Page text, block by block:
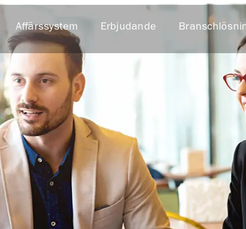
Affärssystem Erbjudande